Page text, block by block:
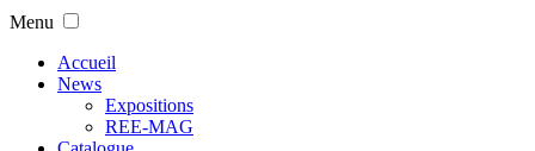
Menu
Accueil
News
Expositions
REE-MAG